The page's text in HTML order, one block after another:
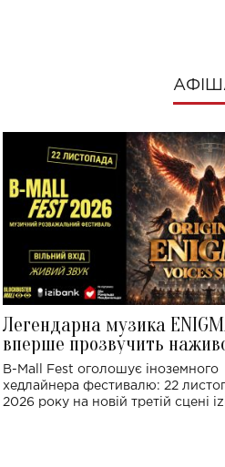
Легендарна музика
вперше прозвучить
Україні: де відбудеться
B-Mall Fest оголошує іноземного
хедлайнера фестивалю: 22
2026 року на новій третій сцені